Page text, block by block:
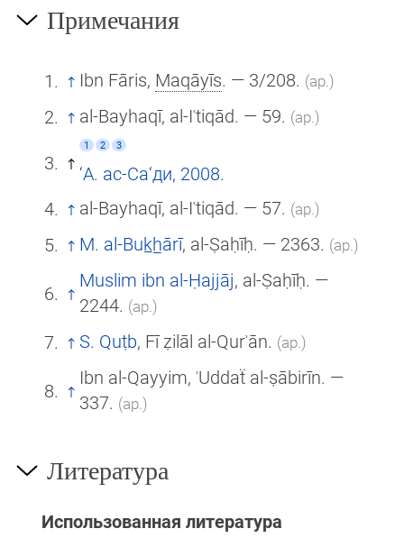
Примечания
Ibn Fāris, Maqāyīs. — 3/208. (ар.)
al-Bayhaqī, al-Iʿtiqād. — 59. (ар.)
1 2 3
‘А. ас-Са‘ди, 2008.
al-Bayhaqī, al-Iʿtiqād. — 57. (ар.)
M. al-Buk̲h̲ārī, al-Ṣaḥīḥ. — 2363. (ар.)
Muslim ibn al-Ḥajjāj, al-Ṣaḥīḥ. —
2244. (ар.)
S. Quṭb, Fī ẓilāl al-Qurʾān. (ар.)
Ibn al-Qayyim, ʿUddaẗ al-ṣābirīn. —
337. (ар.)
Литература
Использованная литература